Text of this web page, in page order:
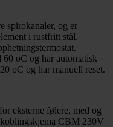
spirokanaler, og er
i rustfritt stål.
oC og har automatisk
oC og har manuell reset.
eksterne følere, med og
CBM 230V